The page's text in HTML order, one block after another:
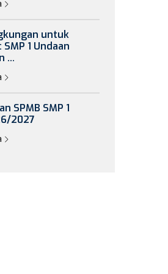
untuk
1 Undaan
...
SPMB SMP 1
2027